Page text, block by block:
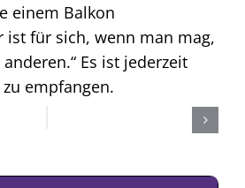
einem Balkon
ist für sich, wenn man mag,
Es ist jederzeit
empfangen.